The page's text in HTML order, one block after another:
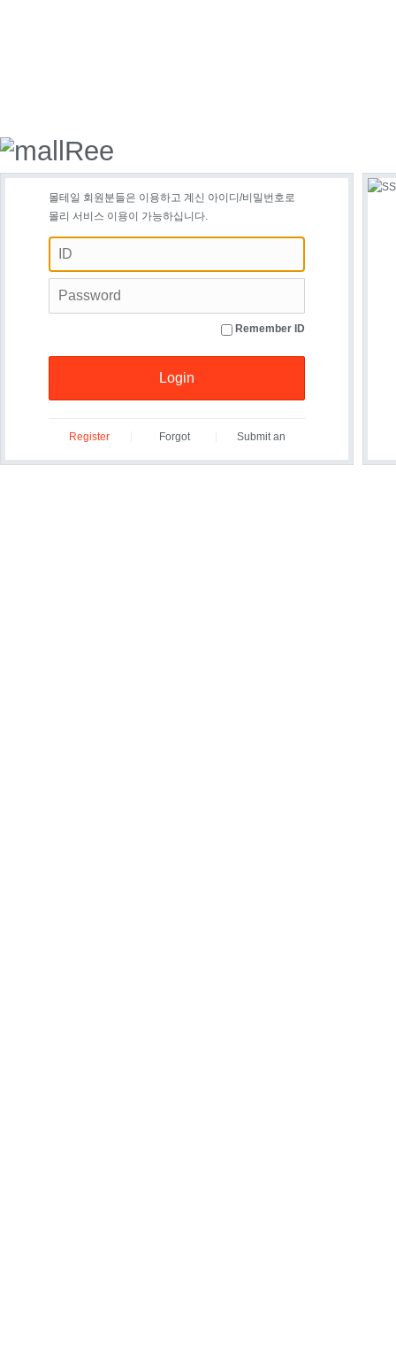
몰테일 회원분들은 이용하고 계신 아이디/비밀번호로
몰리 서비스 이용이 가능하십니다.
Remember ID
Login
Register
Forgot
Submit an